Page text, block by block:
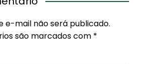
e-mail não será publicado.
são marcados com *